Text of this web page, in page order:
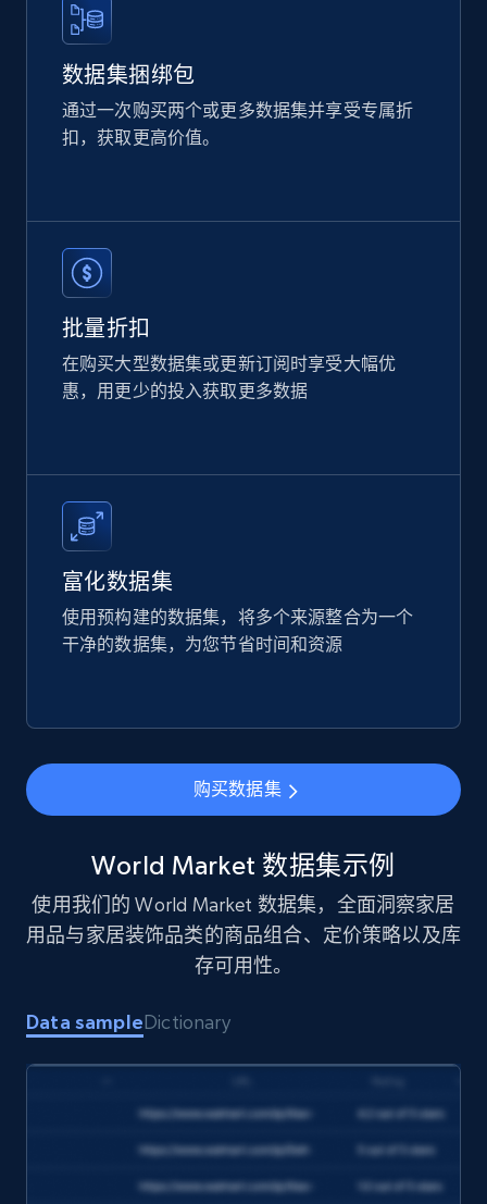
2.1K+
Amazon products global dataset
eCommerce
2.1K+ 375+ 立即购买
URL, Product id, Listing inventory id, Title, Rating,
Reviews count shop, Reviews count item, Initial
price, and more.
Amazon best seller products
Title, Seller name, Brand, Description, Initial
more.
eCommerce
price, Currency, Sold, and more.
数据集捆绑包
通过一次购买两个或更多数据集并享受专属折
扣，获取更高价值。
批量折扣
在购买大型数据集或更新订阅时享受大幅优
惠，用更少的投入获取更多数据
富化数据集
使用预构建的数据集，将多个来源整合为一个
干净的数据集，为您节省时间和资源
购买数据集
World Market 数据集示例
使用我们的 World Market 数据集，全面洞察家居
用品与家居装饰品类的商品组合、定价策略以及库
存可用性。
Data sampleDictionary